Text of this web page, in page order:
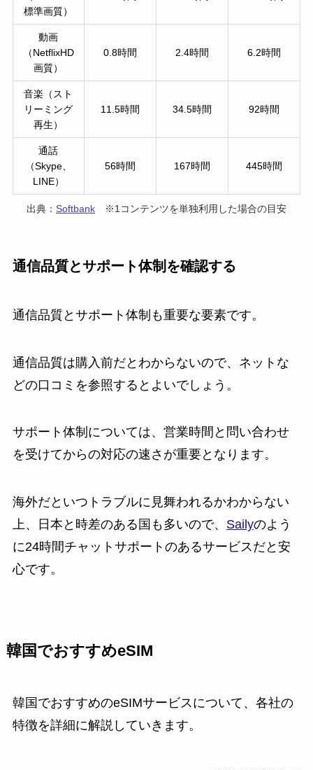
標準画質）
動画
（NetflixHD
画質）
0.8時間 2.4時間 6.2時間
音楽（スト
リーミング
再生）
11.5時間 34.5時間 92時間
通話
（Skype、
LINE）
56時間 167時間 445時間
出典： Softbank ※1コンテンツを単独利用した場合の目安
通信品質とサポート体制を確認する
通信品質とサポート体制も重要な要素です。
通信品質は購入前だとわからないので、ネットな
どの口コミを参照するとよいでしょう。
サポート体制については、営業時間と問い合わせ
を受けてからの対応の速さが重要となります。
海外だといつトラブルに見舞われるかわからない
上、日本と時差のある国も多いので、 Sailyのよう
に24時間チャットサポートのあるサービスだと安
心です。
韓国でおすすめeSIM
韓国でおすすめのeSIMサービスについて、各社の
特徴を詳細に解説していきます。